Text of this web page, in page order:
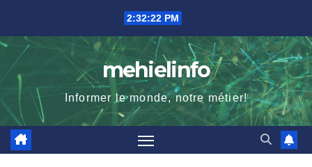
content
2:32:23 PM
mehielinfo
Informer le monde, notre métier!